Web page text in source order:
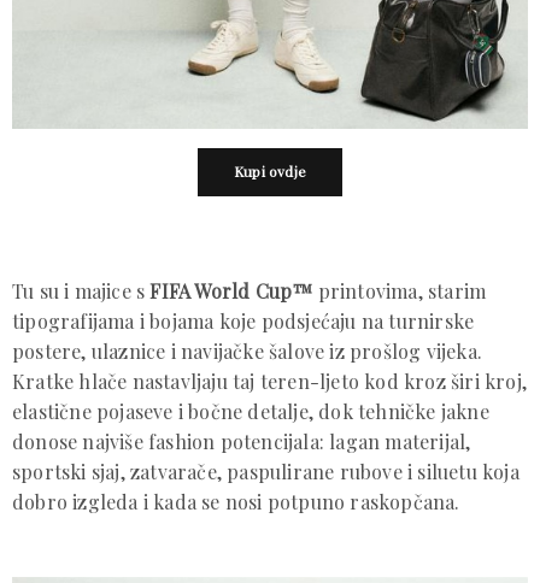
Kupi ovdje
Tu su i majice sFIFA World Cup™ printovima, starim
tipografijama i bojama koje podsjećaju na turnirske
postere, ulaznice i navijačke šalove iz prošlog vijeka.
Kratke hlače nastavljaju taj teren-ljeto kod kroz širi kroj,
elastične pojaseve i bočne detalje, dok tehničke jakne
donose najviše fashion potencijala: lagan materijal,
sportski sjaj, zatvarače, paspulirane rubove i siluetu koja
dobro izgleda i kada se nosi potpuno raskopčana.